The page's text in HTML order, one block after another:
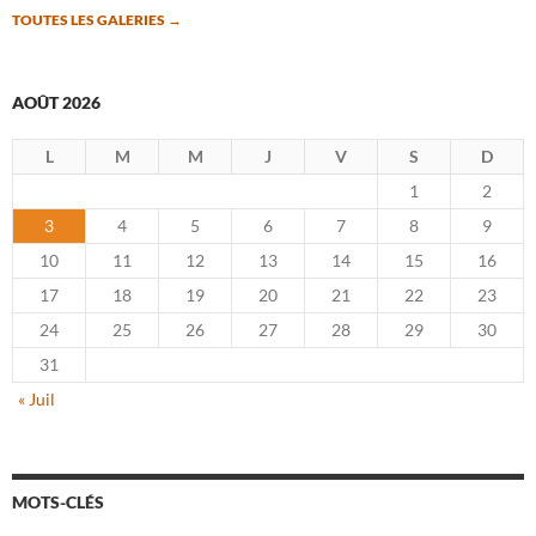
TOUTES LES GALERIES →
AOÛT 2026
L M M J V S
D
1
2
3
4 5 6 7 8
9
10
11 12 13 14 15
16
17
18 19 20 21 22
23
24
25 26 27 28 29
30
31
« Juil
MOTS-CLÉS